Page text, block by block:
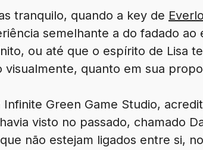
tranquilo, quando a key de
semelhante a do fadado ao
ou até que o espírito de Lisa
visualmente, quanto em sua
Green Game Studio,
visto no passado, chamado
não estejam ligados entre si,